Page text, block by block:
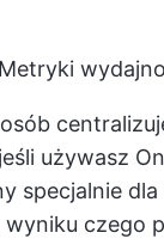
używasz
specjalnie
czego